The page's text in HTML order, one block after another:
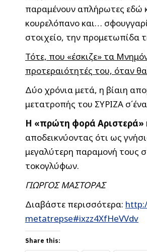
παραμένουν απλήρωτες εδώ
κουρελόπανο και…
στοιχείο, την προμετωπίδα
Τότε, που «έσκιζε» τα
προτεραιότητές του, όταν
Δύο χρόνια μετά, η βίαιη
μετατροπής του ΣΥΡΙΖΑ
Η «πρώτη φορά Αριστερά»
αποδεικνύοντας ότι ως
μεγαλύτερη παραμονή τους
τοκογλύφων.
ΓΙΩΡΓΟΣ ΜΑΣΤΟΡΑΣ
Διαβάστε περισσότερα:
metatrepse#ixzz4XfHeVVdv
Share this: